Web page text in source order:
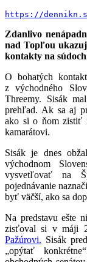
https://
Zdanlivo
nad Topľou
kontakty na
O bohatých
z východného
Threemy. Sisák
prehľad. Ak sa aj
ako si o ňom zistiť
kamarátovi.
Sisák je dnes
východnom
vysvetľovať na
pojednávanie
byť väčší, ako sa
Na predstavu ešte
zisťoval si v máji
Pažúrovi. Sisák
„opýtať